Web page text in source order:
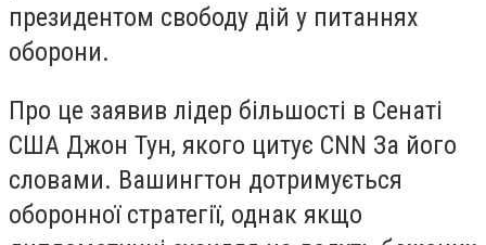
президентом свободу дій у питаннях
оборони.
Про це заявив лідер більшості в Сенаті
США Джон Тун, якого цитує CNN За його
словами. Вашингтон дотримується
оборонної стратегії, однак якщо